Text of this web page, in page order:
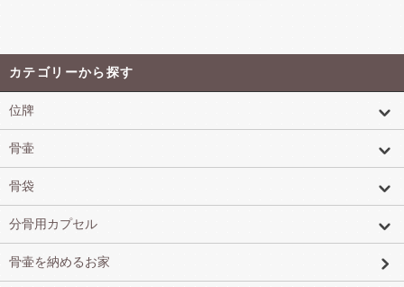
カテゴリーから探す
位牌
骨壷
骨袋
分骨用カプセル
骨壷を納めるお家